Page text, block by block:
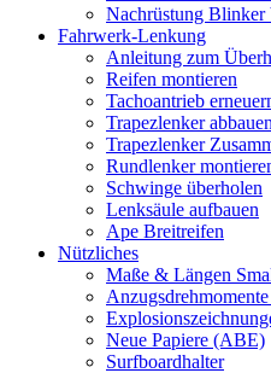
Nachrüstung
Fahrwerk-Lenkung
Anleitung zum
Reifen montieren
Tachoantrieb
Trapezlenker abbauen
Trapezlenker
Rundlenker
Schwinge überholen
Lenksäule aufbauen
Ape Breitreifen
Nützliches
Maße & Längen
Neue Papiere (ABE)
Surfboardhalter